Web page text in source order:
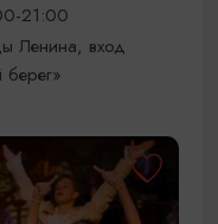
21:00
Ленина, вход